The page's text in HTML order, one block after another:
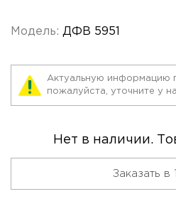
Модель: ДФВ 5951
Актуальную информацию
пожалуйста, уточните у
Нет в наличии.
Заказать в